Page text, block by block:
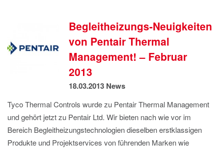
DATENSCHUTZBegleitheizungs-Neuigkeiten
von Pentair Thermal
Management! – Februar
2013
18.03.2013 News
Tyco Thermal Controls wurde zu Pentair Thermal Management
und gehört jetzt zu Pentair Ltd. Wir bieten nach wie vor im
Bereich Begleitheizungstechnologien dieselben erstklassigen
Produkte und Projektservices von führenden Marken wie